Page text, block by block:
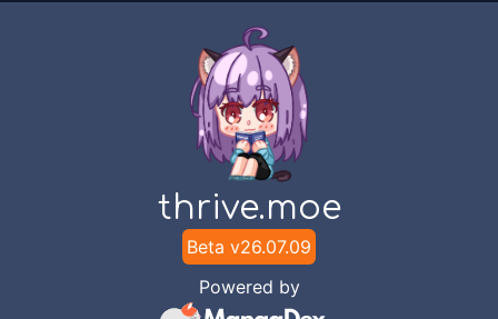
thrive.moe
Beta v26.07.09
Powered by